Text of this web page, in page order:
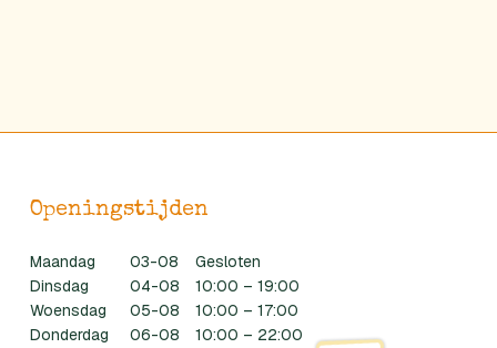
Openingstijden
Maandag 03-08
Gesloten
Dinsdag
04-08
10:00 – 19:00
Woensdag
05-08
10:00 – 17:00
Donderdag
06-08
10:00 – 22:00